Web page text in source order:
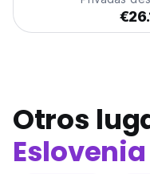
Otros
Eslovenia